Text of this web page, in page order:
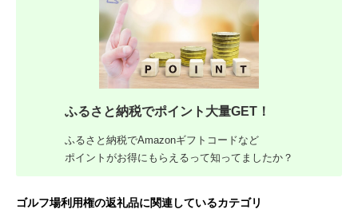
ふるさと納税でポイント大量GET！
ふるさと納税でAmazonギフトコードなど
ポイントがお得にもらえるって知ってましたか？
ゴルフ場利用権の返礼品に関連しているカテゴリ